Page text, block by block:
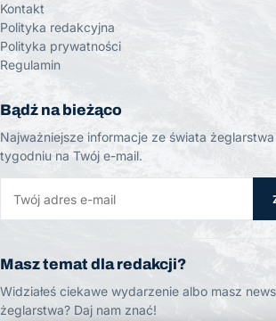
Kontakt
Polityka redakcyjna
Polityka prywatności
Regulamin
Bądź na bieżąco
Najważniejsze informacje ze świata
tygodniu na Twój e-mail.
Masz temat dla redakcji?
Widziałeś ciekawe wydarzenie albo masz
żeglarstwa? Daj nam znać!